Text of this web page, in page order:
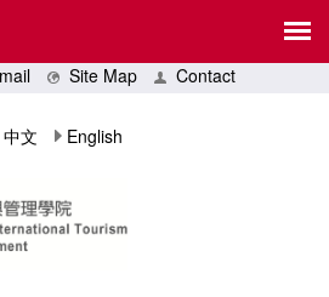
Site Map Contact
中文 English